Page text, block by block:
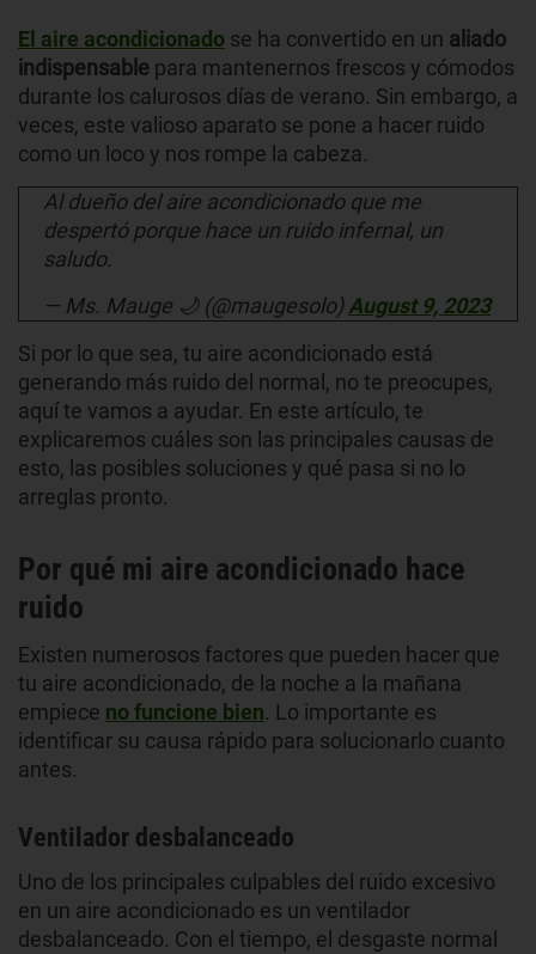
El aire acondicionado se ha convertido en un aliado
indispensable para mantenernos frescos y cómodos
durante los calurosos días de verano. Sin embargo, a
veces, este valioso aparato se pone a hacer ruido
como un loco y nos rompe la cabeza.
Al dueño del aire acondicionado que me
despertó porque hace un ruido infernal, un
saludo.
— Ms. Mauge 🌙 (@maugesolo)August 9, 2023
Si por lo que sea, tu aire acondicionado está
generando más ruido del normal, no te preocupes,
aquí te vamos a ayudar. En este artículo, te
explicaremos cuáles son las principales causas de
esto, las posibles soluciones y qué pasa si no lo
arreglas pronto.
Por qué mi aire acondicionado hace
ruido
Existen numerosos factores que pueden hacer que
tu aire acondicionado, de la noche a la mañana
empiece no funcione bien. Lo importante es
identificar su causa rápido para solucionarlo cuanto
antes.
Ventilador desbalanceado
Uno de los principales culpables del ruido excesivo
en un aire acondicionado es un ventilador
desbalanceado. Con el tiempo, el desgaste normal